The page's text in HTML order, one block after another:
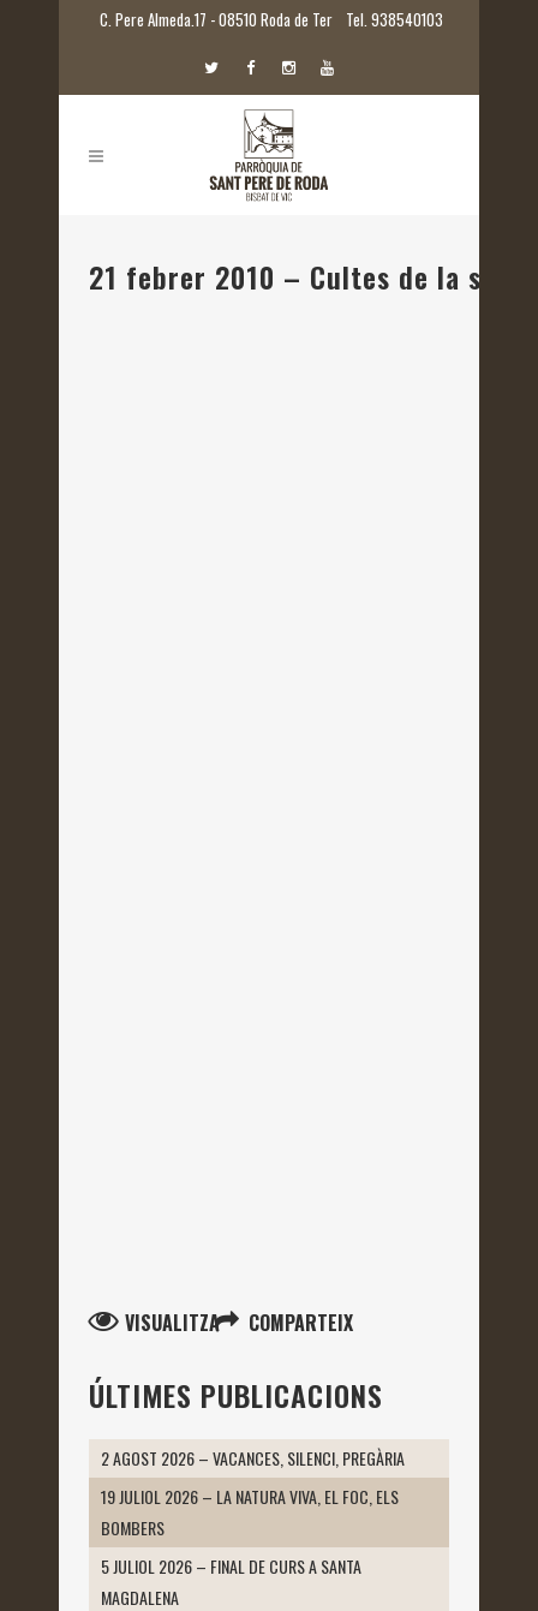
C. Pere Almeda.17 - 08510 Roda de Ter Tel. 938540103
21 febrer 2010 – Cultes de la
VISUALITZA COMPARTEIX
ÚLTIMES PUBLICACIONS
2 AGOST 2026 – VACANCES, SILENCI, PREGÀRIA
19 JULIOL 2026 – LA NATURA VIVA, EL FOC, ELS
BOMBERS
5 JULIOL 2026 – FINAL DE CURS A SANTA
MAGDALENA